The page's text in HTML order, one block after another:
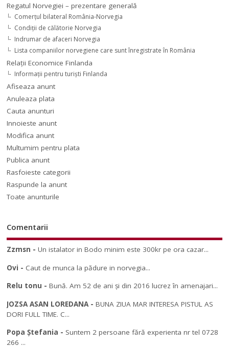
Regatul Norvegiei – prezentare generală
Comerţul bilateral România-Norvegia
Condiții de călătorie Norvegia
Indrumar de afaceri Norvegia
Lista companiilor norvegiene care sunt înregistrate în România
Relaţii Economice Finlanda
Informaţii pentru turişti Finlanda
Afiseaza anunt
Anuleaza plata
Cauta anunturi
Innoieste anunt
Modifica anunt
Multumim pentru plata
Publica anunt
Rasfoieste categorii
Raspunde la anunt
Toate anunturile
Comentarii
Zzmsn -Un istalator in Bodo minim este 300kr pe ora cazar...
Ovi - Caut de munca la pădure in norvegia...
Relu tonu -Bună. Am 52 de ani și din 2016 lucrez în amenajari...
JOZSA ASAN LOREDANA-BUNA ZIUA MAR INTERESA PISTUL AS
DORI FULL TIME. C...
Popa Ștefania - Suntem 2 persoane fără experienta nr tel 0728
266 ...